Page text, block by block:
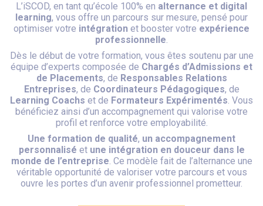
L’iSCOD, en tant qu’école 100% en alternance et digital
learning, vous offre un parcours sur mesure, pensé pour
optimiser votre intégration et booster votre expérience
professionnelle.
Dès le début de votre formation, vous êtes soutenu par une
équipe d’experts composée de Chargés d’Admissions et
de Placements, de Responsables Relations
Entreprises, de Coordinateurs Pédagogiques, de
Learning Coachs et de Formateurs Expérimentés. Vous
bénéficiez ainsi d’un accompagnement qui valorise votre
profil et renforce votre employabilité.
Une formation de qualité, un accompagnement
personnalisé et une intégration en douceur dans le
monde de l’entreprise. Ce modèle fait de l’alternance une
véritable opportunité de valoriser votre parcours et vous
ouvre les portes d’un avenir professionnel prometteur.